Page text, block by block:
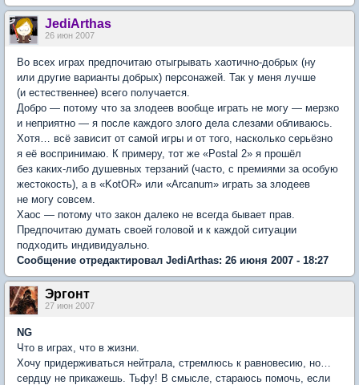
JediArthas
26 июн 2007
Во всех играх предпочитаю отыгрывать хаотично-добрых (ну
или другие варианты добрых) персонажей. Так у меня лучше
(и естественнее) всего получается.
Добро — потому что за злодеев вообще играть не могу — мерзко
и неприятно — я после каждого злого дела слезами обливаюсь.
Хотя… всё зависит от самой игры и от того, насколько серьёзно
я её воспринимаю. К примеру, тот же «Postal 2» я прошёл
без каких-либо душевных терзаний (часто, с премиями за особую
жестокость), а в «KotOR» или «Arcanum» играть за злодеев
не могу совсем.
Хаос — потому что закон далеко не всегда бывает прав.
Предпочитаю думать своей головой и к каждой ситуации
подходить индивидуально.
Сообщение отредактировал JediArthas: 26 июня 2007 - 18:27
Эргонт
27 июн 2007
NG
Что в играх, что в жизни.
Хочу придерживаться нейтрала, стремлюсь к равновесию, но…
сердцу не прикажешь. Тьфу! В смысле, стараюсь помочь, если